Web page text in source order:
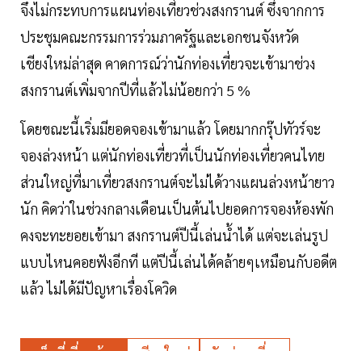
จึงไม่กระทบการแผนท่องเที่ยวช่วงสงกรานต์ ซึ่งจากการ
ประชุมคณะกรรมการร่วมภาครัฐและเอกชนจังหวัด
เชียงใหม่ล่าสุด คาดการณ์ว่านักท่องเที่ยวจะเข้ามาช่วง
สงกรานต์เพิ่มจากปีที่แล้วไม่น้อยกว่า 5 %
โดยขณะนี้เริ่มมียอดจองเข้ามาแล้ว โดยมากกรุ๊ปทัวร์จะ
จองล่วงหน้า แต่นักท่องเที่ยวที่เป็นนักท่องเที่ยวคนไทย
ส่วนใหญ่ที่มาเที่ยวสงกรานต์จะไม่ได้วางแผนล่วงหน้ายาว
นัก คิดว่าในช่วงกลางเดือนเป็นต้นไปยอดการจองห้องพัก
คงจะทะยอยเข้ามา สงกรานต์ปีนี้เล่นน้ำได้ แต่จะเล่นรูป
แบบไหนคอยฟังอีกที แต่ปีนี้เล่นได้คล้ายๆเหมือนกับอดีต
แล้ว ไม่ได้มีปัญหาเรื่องโควิด